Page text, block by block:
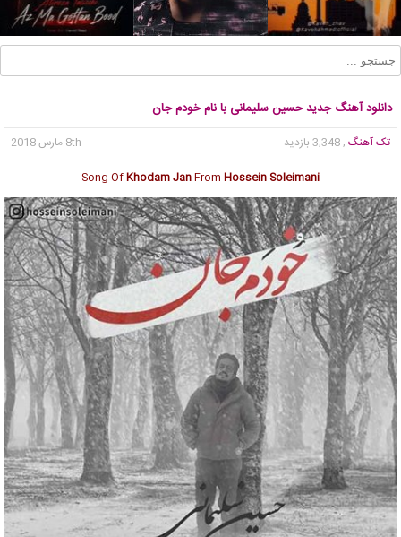
دانلود آهنگ جدید حسین سلیمانی با نام خودم جان
تک آهنگ , 3,348 بازدید
8th مارس 2018
Song OfKhodam JanFrom Hossein Soleimani